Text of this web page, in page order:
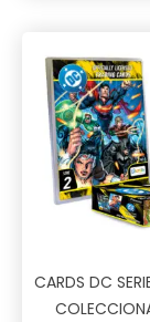
CARDS DC